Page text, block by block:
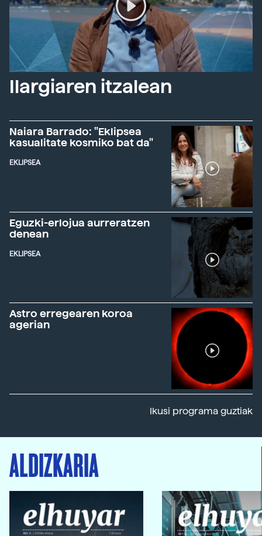
Ilargiaren itzalean
Naiara Barrado: "Eklipsea
kasualitate kosmiko bat da"
EKLIPSEA
Eguzki-erlojua aurreratzen
denean
EKLIPSEA
Astro erregearen koroa
agerian
Ikusi programa guztiak
ALDIZKARIA